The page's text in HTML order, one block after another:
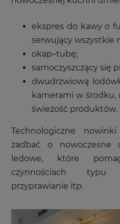
ekspres do kawy o
serwujący wszystkie
okap–tubę;
samoczyszczący się
dwudrzwiową
kamerami w środku,
świeżość produktów.
Technologiczne
zadbać o nowoczesne
ledowe, które
czynnościach typu
przyprawianie itp.